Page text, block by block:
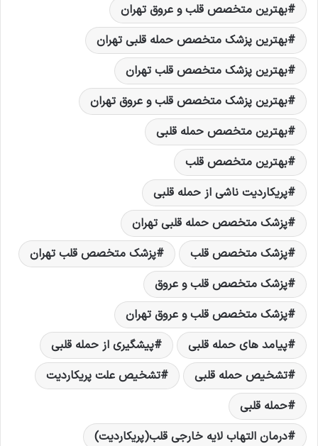
بهترين متخصص قلب و عروق تهران
بهترین پزشک متخصص حمله قلبی تهران
بهترین پزشک متخصص قلب تهران
بهترین پزشک متخصص قلب و عروق تهران
بهترین متخصص حمله قلبی
بهترین متخصص قلب
پریکاردیت ناشی از حمله قلبی
پزشک متخصص حمله قلبی تهران
پزشک متخصص قلب
پزشک متخصص قلب تهران
پزشک متخصص قلب و عروق
پزشک متخصص قلب و عروق تهران
پیامد های حمله قلبی
پیشگیری از حمله قلبی
تشخیص حمله قلبی
تشخیص علت پریکاردیت
حمله قلبی
درمان التهاب لایه خارجی قلب(پریکاردیت)